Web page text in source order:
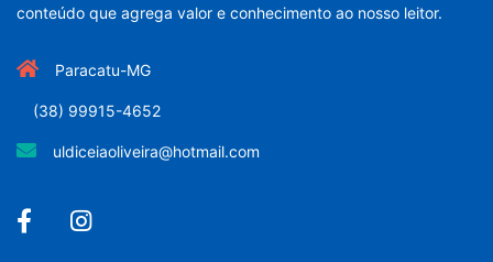
conteúdo que agrega valor e conhecimento ao nosso leitor.
Paracatu-MG
(38) 99915-4652
uldiceiaoliveira@hotmail.com